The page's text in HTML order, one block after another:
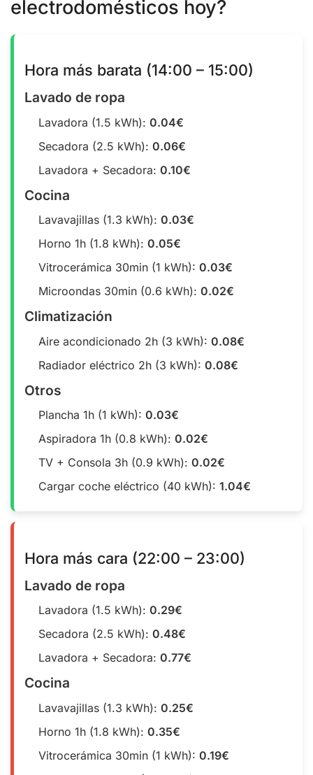
electrodomésticos hoy?
Hora más barata (14:00 – 15:00)
Lavado de ropa
Lavadora (1.5 kWh): 0.04€
Secadora (2.5 kWh): 0.06€
Lavadora + Secadora: 0.10€
Cocina
Lavavajillas (1.3 kWh): 0.03€
Horno 1h (1.8 kWh): 0.05€
Vitrocerámica 30min (1 kWh): 0.03€
Microondas 30min (0.6 kWh): 0.02€
Climatización
Aire acondicionado 2h (3 kWh): 0.08€
Radiador eléctrico 2h (3 kWh): 0.08€
Otros
Plancha 1h (1 kWh): 0.03€
Aspiradora 1h (0.8 kWh): 0.02€
TV + Consola 3h (0.9 kWh): 0.02€
Cargar coche eléctrico (40 kWh): 1.04€
Hora más cara (22:00 – 23:00)
Lavado de ropa
Lavadora (1.5 kWh): 0.29€
Secadora (2.5 kWh): 0.48€
Lavadora + Secadora: 0.77€
Cocina
Lavavajillas (1.3 kWh): 0.25€
Horno 1h (1.8 kWh): 0.35€
Vitrocerámica 30min (1 kWh): 0.19€